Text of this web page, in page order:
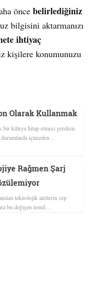
önce belirlediğiniz
bilgisini aktarmanızı
ihtiyaç
kişilere konumunuzu
Olarak Kullanmak
bir kitleye hitap etmesi gereken
içinizden…
Rağmen Şarj
teknolojik aletlerin cep
bu değişen trend…